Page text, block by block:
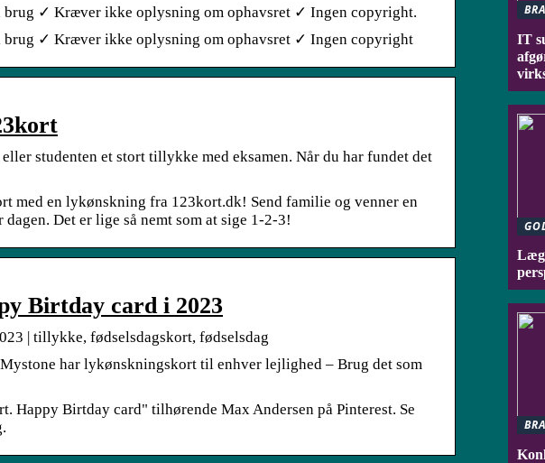
✓ Kræver ikke oplysning om ophavsret ✓ Ingen copyright.
✓ Kræver ikke oplysning om ophavsret ✓ Ingen copyright
studenten et stort tillykke med eksamen. Når du har fundet det
med en lykønskning fra 123kort.dk! Send familie og venner en
Det er lige så nemt som at sige 1-2-3!
Birtday card i 2023
| tillykke, fødselsdagskort, fødselsdag
har lykønskningskort til enhver lejlighed – Brug det som
Birtday card" tilhørende Max Andersen på Pinterest. Se
IT